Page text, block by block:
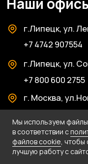
Мы используем
в соответствии с
файлов cookie, чтобы
лучшую работу с